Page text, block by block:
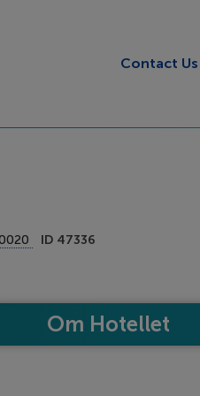
Contact Us
ID 47336
Om Hotellet